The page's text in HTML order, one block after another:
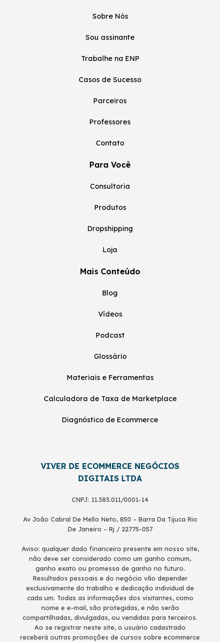
Sobre Nós
Sou assinante
Trabalhe na ENP
Casos de Sucesso
Parceiros
Professores
Contato
Para Você
Consultoria
Produtos
Dropshipping
Loja
Mais Conteúdo
Blog
Vídeos
Podcast
Glossário
Materiais e Ferramentas
Calculadora de Taxa de Marketplace
Diagnóstico de Ecommerce
VIVER DE ECOMMERCE NEGÓCIOS
DIGITAIS LTDA
CNPJ: 11.383.011/0001-14
Av João Cabral De Mello Neto, 850 – Barra Da Tijuca Rio
De Janeiro – Rj / 22775-057
Aviso: qualquer dado financeiro presente em nosso site,
não deve ser considerado como um ganho comum,
ganho exato ou promessa de ganho no futuro.
Resultados pessoais e do negócio vão depender
exclusivamente do trabalho e dedicação individual de
cada um. Todas as informações dos visitantes, como
nome e e-mail, são protegidas, e não serão
compartilhadas, divulgadas, ou vendidas para terceiros.
Ao se registrar neste site, o usuário cadastrado
receberá outras promoções de cursos sobre ecommerce